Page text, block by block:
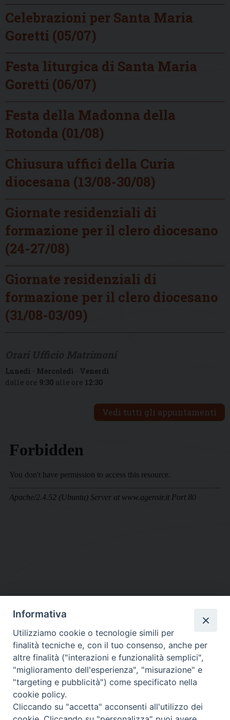
Celebrazioni per Santa Maria
Goretti (05/07)
Festa liturgica di Santa Maria
Goretti (06/07)
Festa della Madonna della
Rotonda (01/08)
Chiusura uffici della Curia
diocesana (13/08-30/08)
Giornate residenziali di
formazione per il clero diocesano
(24-27/08)
Giornate residenziali di
formazione per il clero diocesano
(31/08-03/09)
Lunedì - Mercoledì - Venerdì
dalle ore 9:30 alle ore 12:30
Vedi tutti gli appuntamenti
DIOCESI SUBURBICARIA DI ALBANO
Contatti:Tel.: 06.93268401 - Fax.: 06.9323844
E-mail:curia@diocesidialbano.it
Orari: dal Lunedì al Venerdì Ore: 9:00 - 13:00
Lunedì, Mercoledì e Venerdì, Ore 9:30 - 12:30
Informativa
Utilizziamo cookie o tecnologie simili per
finalità tecniche e, con il tuo consenso, anche per
altre finalità ("interazioni e funzionalità semplici",
"miglioramento dell'esperienza", "misurazione" e
"targeting e pubblicità") come specificato nella
cookie policy.
Cliccando su "accetta" acconsenti all'utilizzo dei